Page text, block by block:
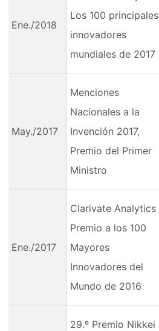
Ene./2018
Los 100 principales
innovadores
mundiales de 2017
May./2017
Menciones
Nacionales a la
Invención 2017,
Premio del Primer
Ministro
Ene./2017
Clarivate Analytics
Premio a los 100
Mayores
Innovadores del
Mundo de 2016
29.º Premio Nikkei